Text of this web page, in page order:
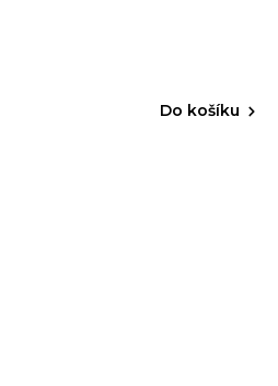
Do košíku